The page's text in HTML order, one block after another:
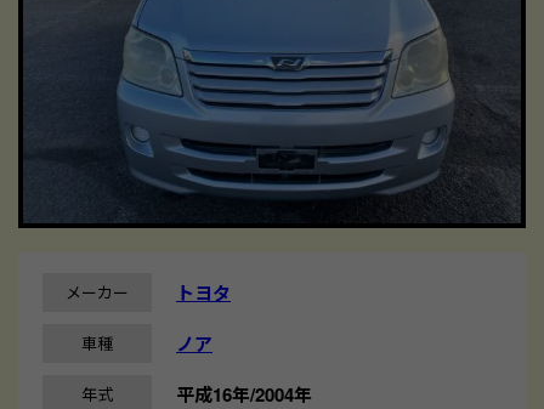
メーカー トヨタ
車種 ノア
年式 平成16年/2004年